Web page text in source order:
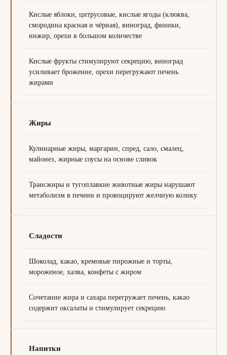
Кислые яблоки, цитрусовые, кислые ягоды (клюква,
смородина красная и чёрная), виноград, финики,
инжир, орехи в большом количестве
Кислые фрукты стимулируют секрецию, виноград
усиливает брожение, орехи перегружают печень
жирами
Жиры
Кулинарные жиры, маргарин, спред, сало, смалец,
майонез, жирные соусы на основе сливок
Трансжиры и тугоплавкие животные жиры нарушают
метаболизм в печени и провоцируют желчную колику
Сладости
Шоколад, какао, кремовые пирожные и торты,
мороженое, халва, конфеты с жиром
Сочетание жира и сахара перегружает печень, какао
содержит оксалаты и стимулирует секрецию
Напитки